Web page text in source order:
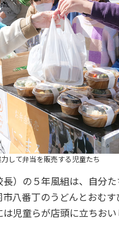
して弁当を販売する児童たち
）の５年風組は、自分
八番丁のうどんとおむ
児童らが店頭に立ちお